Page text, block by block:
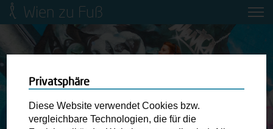
Wien zu Fuß
Mobilitätsbildung für Kinder und
Jugendliche
Ringstraße-Neugestaltung
Wiener Fußwegekarte
Privatsphäre
Diese Website verwendet Cookies bzw.
vergleichbare Technologien, die für die